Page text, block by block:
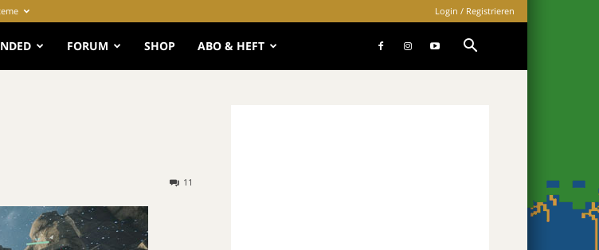
Login / Registrieren
FORUM SHOP ABO & HEFT
11